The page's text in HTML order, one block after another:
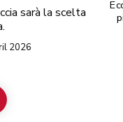
sarà la scelta
2026